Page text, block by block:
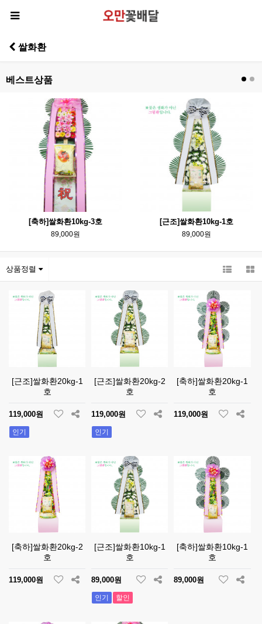
쌀화환
베스트상품
[축하]쌀화환10kg-3호
89,000원
[근조]쌀화환10kg-1호
89,000원
상품정렬
[근조]쌀화환20kg-1
호
119,000원
인기
[근조]쌀화환20kg-2
호
119,000원
인기
[축하]쌀화환20kg-1
호
119,000원
[축하]쌀화환20kg-2
호
119,000원
[근조]쌀화환10kg-1
호
89,000원
인기 할인
[축하]쌀화환10kg-1
호
89,000원